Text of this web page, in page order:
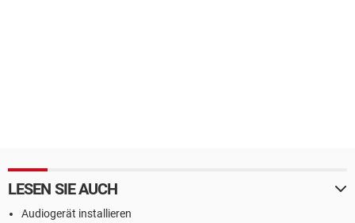
LESEN SIE AUCH
Audiogerät installieren